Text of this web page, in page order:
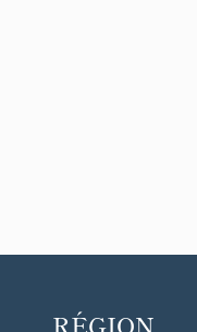
RÉGION